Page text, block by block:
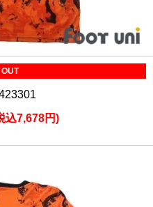
込7,678円)